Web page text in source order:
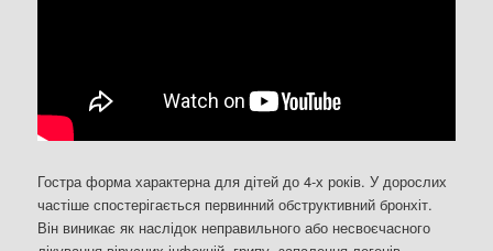
Гостра форма характерна для дітей до 4-х років. У дорослих
частіше спостерігається первинний обструктивний бронхіт.
Він виникає як наслідок неправильного або несвоєчасного